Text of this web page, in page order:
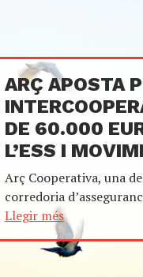
ARÇ APOSTA
DE 60.000
L’ESS I
Arç Cooperativa, una de
corredoria
Llegir més